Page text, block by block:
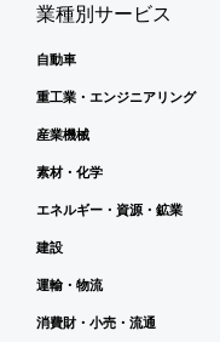
業種別サービス
自動車
重工業・エンジニアリング
産業機械
素材・化学
エネルギー・資源・鉱業
建設
運輸・物流
消費財・小売・流通